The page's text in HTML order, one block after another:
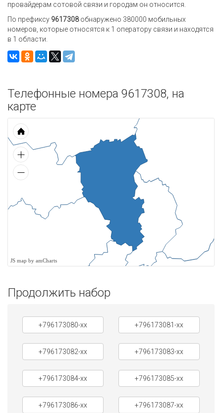
провайдерам сотовой связи и городам он относится.
По префиксу 9617308обнаружено 380000 мобильных
номеров, которые относятся к 1 оператору связи и находятся
в 1 области.
Телефонные номера 9617308, на
карте
JS map by amCharts
Продолжить набор
+796173080-xx +796173081-xx
+796173082-xx +796173083-xx
+796173084-xx +796173085-xx
+796173086-xx +796173087-xx